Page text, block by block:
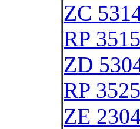
ZC
RP
ZD
RP
ZE